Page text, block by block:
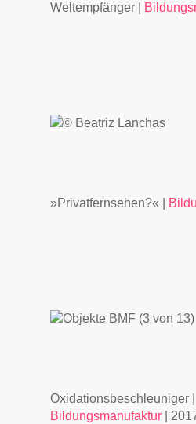
Weltempfänger |
»Privatfernsehen?« |
Oxidationsbeschleuniger |
Bildungsmanufaktur |